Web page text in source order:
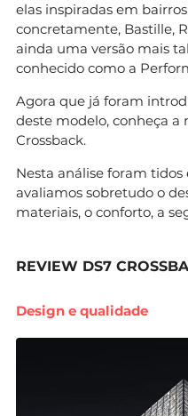
elas inspiradas em
concretamente, Bastille,
ainda uma versão mais
conhecido como a
Agora que já foram
deste modelo, conheça a
Crossback.
Nesta análise foram
avaliamos sobretudo o
materiais, o conforto, a
REVIEW DS7
Design e qualidade